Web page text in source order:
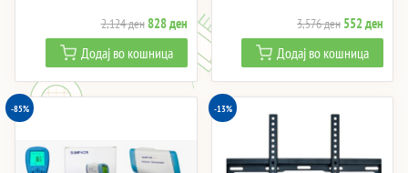
2,124денOriginal
price
was:
2,124 ден.
828денCurrent
price
is:
828 ден.
Додај во кошница
3,576ден Original
price
was:
3,576 ден.
552ден
price
is:
552
Додај во кошница
-85% -13%